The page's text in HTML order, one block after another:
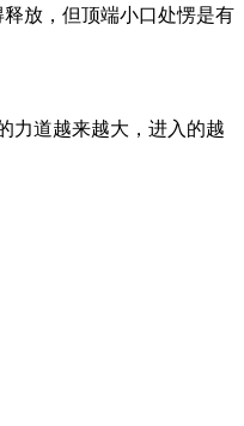
放，但顶端小口处愣是有
力道越来越大，进入的越